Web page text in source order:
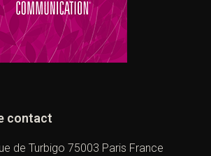
contact
de Turbigo 75003 Paris France